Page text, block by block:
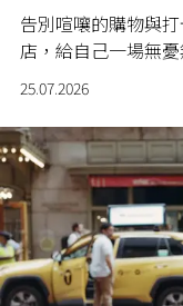
告別喧嚷的購物與
店，給自己一場無
25.07.2026